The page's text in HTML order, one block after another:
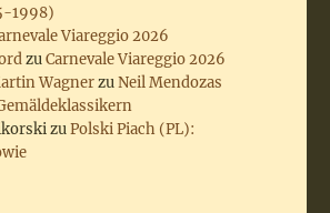
1998)
Viareggio 2026
zuCarnevale Viareggio 2026
WagnerzuNeil Mendozas
zuPolski Piach (PL):